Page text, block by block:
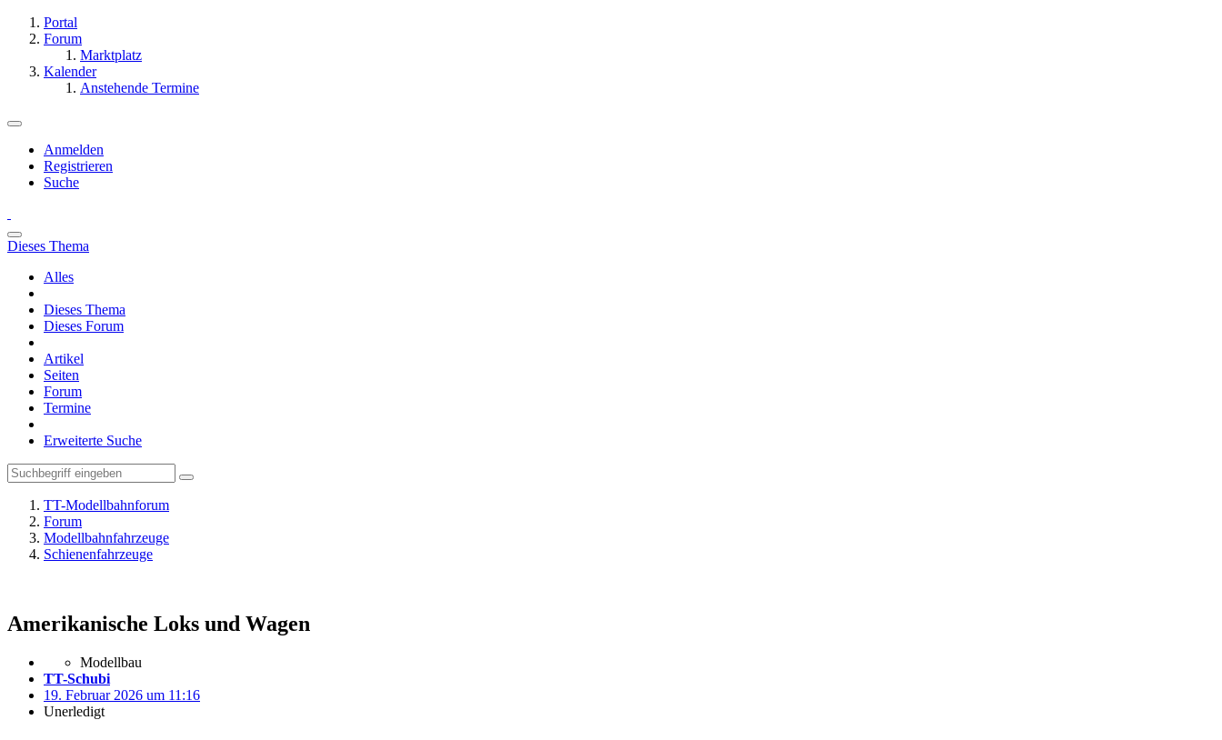
Portal
Forum
Marktplatz
Kalender
Anstehende Termine
Anmelden
Registrieren
Suche
Dieses Thema
Alles
Dieses Thema
Dieses Forum
Artikel
Seiten
Forum
Termine
Erweiterte Suche
TT-Modellbahnforum
Forum
Modellbahnfahrzeuge
Schienenfahrzeuge
Amerikanische Loks und Wagen
Modellbau
TT-Schubi
19. Februar 2026 um 11:16
Unerledigt